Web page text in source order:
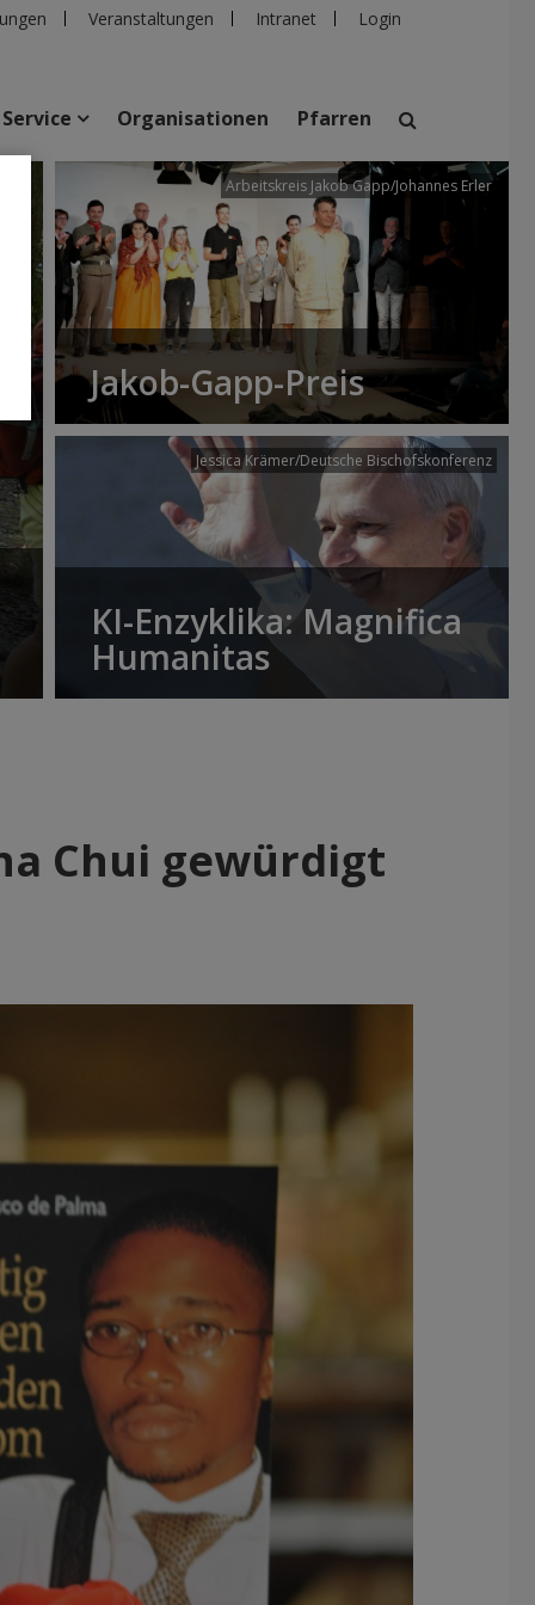
Veranstaltungen Intranet Login
suchen
Personen Pfarren Einrichtungen
Service Organisationen Pfarren
Arbeitskreis Jakob Gapp/Johannes Erler
Jakob-Gapp-Preis
Jessica Krämer/Deutsche Bischofskonferenz
KI-Enzyklika: Magnifica
Humanitas
Chui gewürdigt